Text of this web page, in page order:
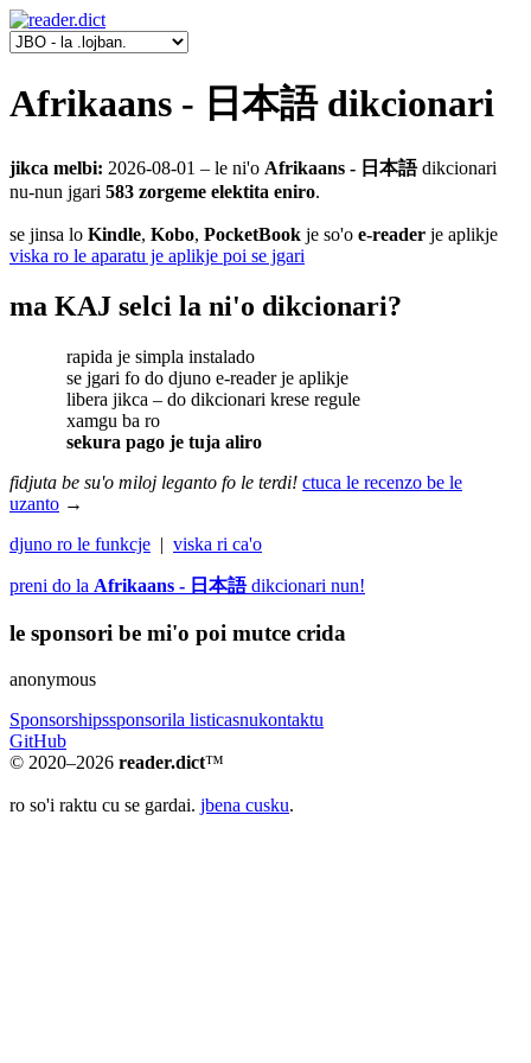
Afrikaans - 日本語 dikcionari
jikca melbi: 2026-08-01 ‒ le ni'o Afrikaans - 日本語dikcionari
nu-nun jgari 583 zorgeme elektita eniro.
se jinsa lo Kindle, Kobo, PocketBook je so'o e-reader je aplikje
viska ro le aparatu je aplikje poi se jgari
ma KAJ selci la ni'o dikcionari?
rapida je simpla instalado
se jgari fo do djuno e-reader je aplikje
libera jikca ‒ do dikcionari krese regule
xamgu ba ro
sekura pago je tuja aliro
fidjuta be su'o miloj leganto fo le terdi! ctuca le recenzo be le
uzanto →
djuno ro le funkcje | viska ri ca'o
preni do la Afrikaans - 日本語dikcionari nun!
le sponsori be mi'o poi mutce crida
anonymous
Sponsorshipssponsorila listicasnukontaktu
GitHub
© 2020–2026 reader.dict™
ro so'i raktu cu se gardai. jbena cusku.